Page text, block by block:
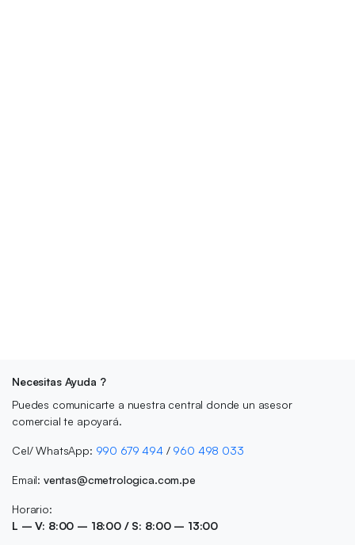
Necesitas Ayuda ?
Puedes comunicarte a nuestra central donde un asesor
comercial te apoyará.
Cel/ WhatsApp: 990 679 494/ 960 498 033
Email: ventas@cmetrologica.com.pe
Horario:
L – V: 8:00 – 18:00 / S: 8:00 – 13:00